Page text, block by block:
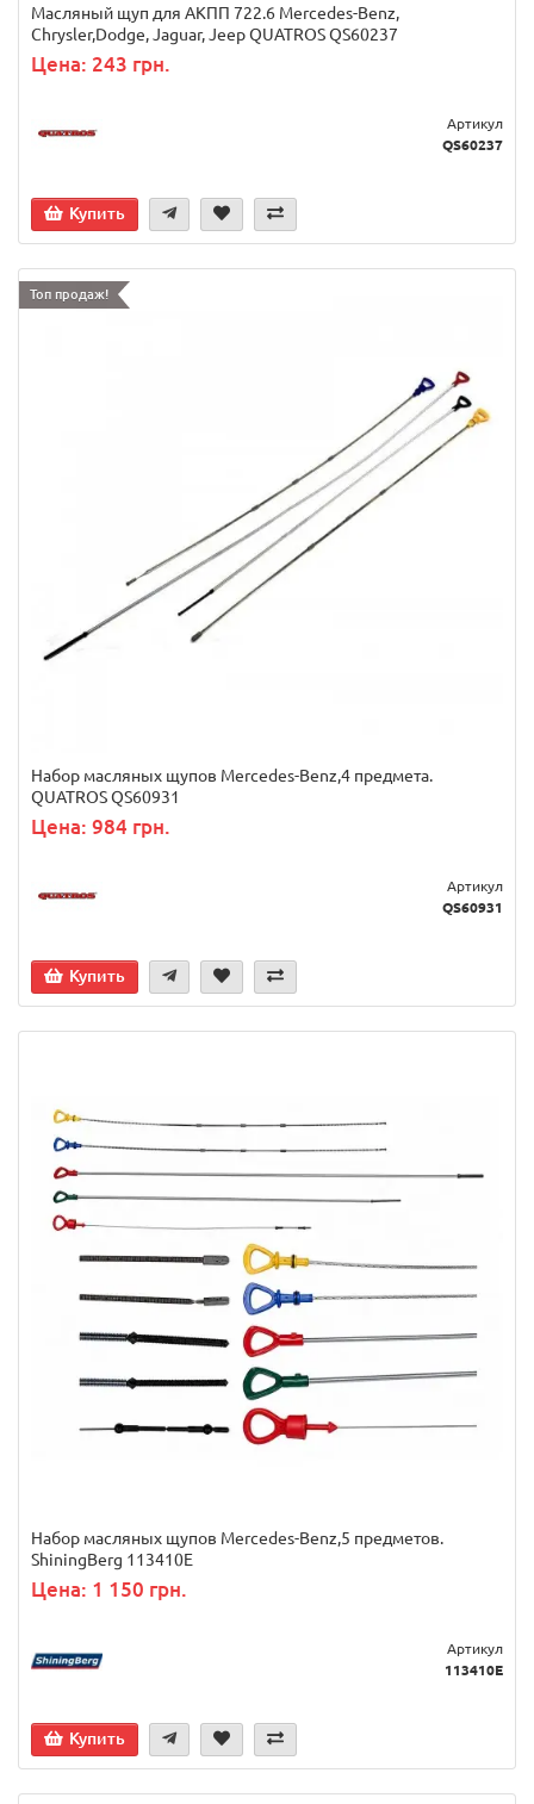
Масляный щуп для АКПП 722.6 Mercedes-Benz,
Chrysler,Dodge, Jaguar, Jeep QUATROS QS60237
Цена: 243 грн.
Артикул
QS60237
Купить
Топ продаж!
Набор масляных щупов Mercedes-Benz,4 предмета.
QUATROS QS60931
Цена: 984 грн.
Артикул
QS60931
Купить
Набор масляных щупов Mercedes-Benz,5 предметов.
ShiningBerg 113410E
Цена: 1 150 грн.
Артикул
113410E
Купить